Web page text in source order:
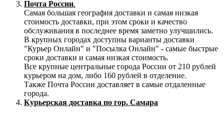
Почта России.
Самая большая география доставки и самая низкая
стоимость доставки, при этом сроки и качество
обслуживания в последнее время заметно улучшились.
В крупных городах доступны варианты доставки
"Курьер Онлайн" и "Посылка Онлайн" - самые быстрые
сроки доставки и самая низкая стоимость.
Все крупные центральные города России от 210 рублей
курьером на дом, либо 160 рублей в отделение.
Также Почта России доставляет в самые отдаленные
города.
Курьерская доставка по гор. Самара